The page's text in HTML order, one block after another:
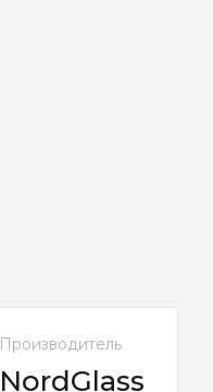
Производитель
NordGlass